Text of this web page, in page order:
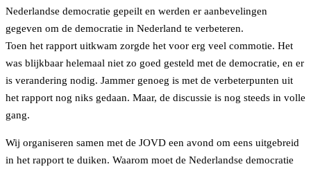
Nederlandse democratie gepeilt en werden er aanbevelingen
gegeven om de democratie in Nederland te verbeteren.
Toen het rapport uitkwam zorgde het voor erg veel commotie. Het
was blijkbaar helemaal niet zo goed gesteld met de democratie, en er
is verandering nodig. Jammer genoeg is met de verbeterpunten uit
het rapport nog niks gedaan. Maar, de discussie is nog steeds in volle
gang.
Wij organiseren samen met de JOVD een avond om eens uitgebreid
in het rapport te duiken. Waarom moet de Nederlandse democratie